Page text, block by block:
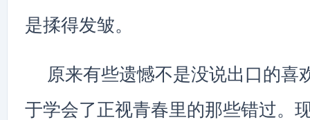
是揉得发皱。
原来有些遗憾不是没说出口的喜
于学会了正视青春里的那些错过。